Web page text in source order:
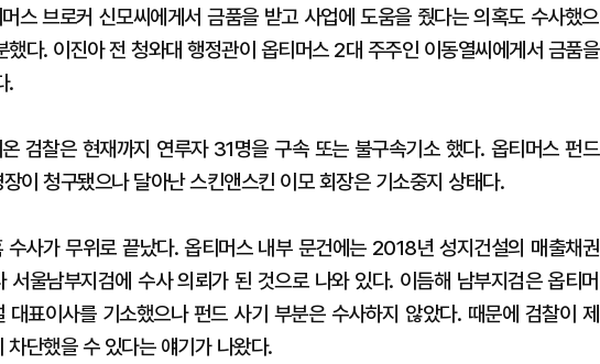
스 브로커 신모씨에게서 금품을 받고 사업에 도움을 줬다는 의혹도 수사했으
했다. 이진아 전 청와대 행정관이 옵티머스 2대 주주인 이동열씨에게서 금품을
.
검찰은 현재까지 연루자 31명을 구속 또는 불구속기소 했다. 옵티머스 펀드
이 청구됐으나 달아난 스킨앤스킨 이모 회장은 기소중지 상태다.
수사가 무위로 끝났다. 옵티머스 내부 문건에는 2018년 성지건설의 매출채권
서울남부지검에 수사 의뢰가 된 것으로 나와 있다. 이듬해 남부지검은 옵티머
표이사를 기소했으나 펀드 사기 부분은 수사하지 않았다. 때문에 검찰이 제
단했을 수 있다는 얘기가 나왔다.